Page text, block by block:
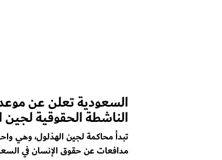
السعودية تعلن عن
الناشطة الحقوقية لجين
مدافعات عن حقوق الإنسان في